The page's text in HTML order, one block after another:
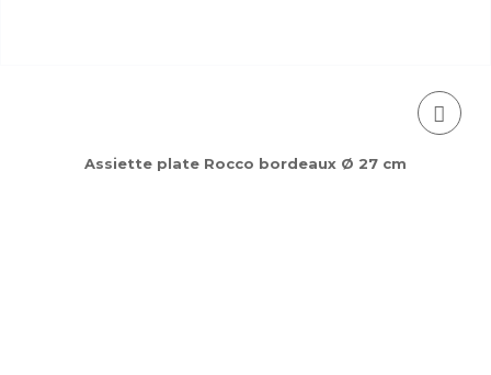
Assiette plate Rocco bordeaux Ø 27 cm